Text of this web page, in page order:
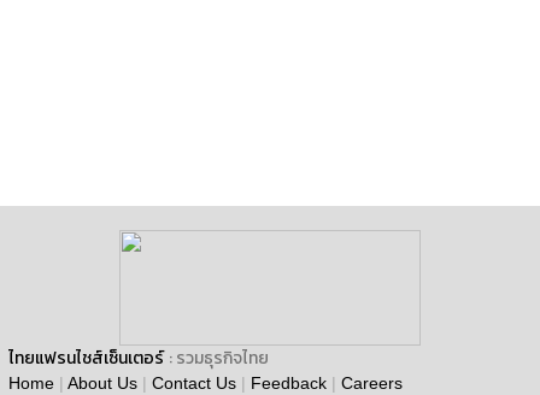
ไทยแฟรนไชส์เซ็นเตอร์ : รวมธุรกิจไทย
Home | About Us | Contact Us | Feedback | Careers